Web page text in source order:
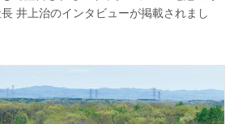
井上治のインタビューが掲載されまし